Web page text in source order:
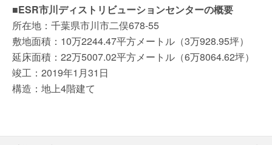
■ESR市川ディストリビューションセンターの概要
所在地：千葉県市川市二俣678-55
敷地面積：10万2244.47平方メートル（3万928.95坪）
延床面積：22万5007.02平方メートル（6万8064.62坪）
竣工：2019年1月31日
構造：地上4階建て